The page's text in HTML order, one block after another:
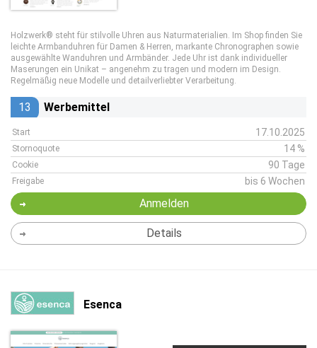
Holzwerk® steht für stilvolle Uhren aus Naturmaterialien. Im Shop finden Sie
leichte Armbanduhren für Damen & Herren, markante Chronographen sowie
ausgewählte Wanduhren und Armbänder. Jede Uhr ist dank individueller
Maserungen ein Unikat – angenehm zu tragen und modern im Design.
Regelmäßig neue Modelle und detailverliebter Verarbeitung.
13 Werbemittel
Start 17.10.2025
Stornoquote 14 %
Cookie 90 Tage
Freigabe bis 6 Wochen
Anmelden
Details
Esenca